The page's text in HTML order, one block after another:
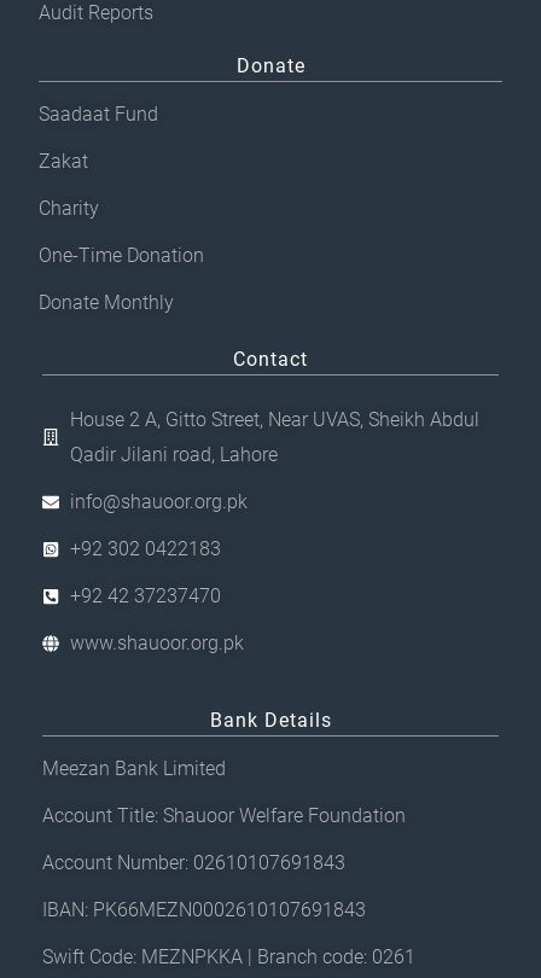
Audit Reports
Donate
Saadaat Fund
Zakat
Charity
One-Time Donation
Donate Monthly
Contact
House 2 A, Gitto Street, Near UVAS, Sheikh Abdul
Qadir Jilani road, Lahore
info@shauoor.org.pk
+92 302 0422183
+92 42 37237470
www.shauoor.org.pk
Bank Details
Meezan Bank Limited
Account Title: Shauoor Welfare Foundation
Account Number: 02610107691843
IBAN: PK66MEZN0002610107691843
Swift Code: MEZNPKKA | Branch code: 0261